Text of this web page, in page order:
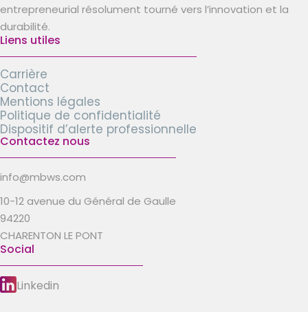
entrepreneurial résolument tourné vers l’innovation et la
durabilité.
Liens utiles
Carrière
Contact
Mentions légales
Politique de confidentialité
Dispositif d’alerte professionnelle
Contactez nous
info@mbws.com
10-12 avenue du Général de Gaulle
94220
CHARENTON LE PONT
Social
Linkedin